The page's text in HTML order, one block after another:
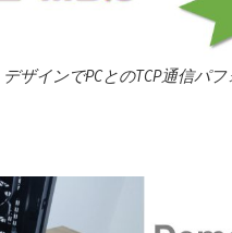
ザインでPCとのTCP通信パ